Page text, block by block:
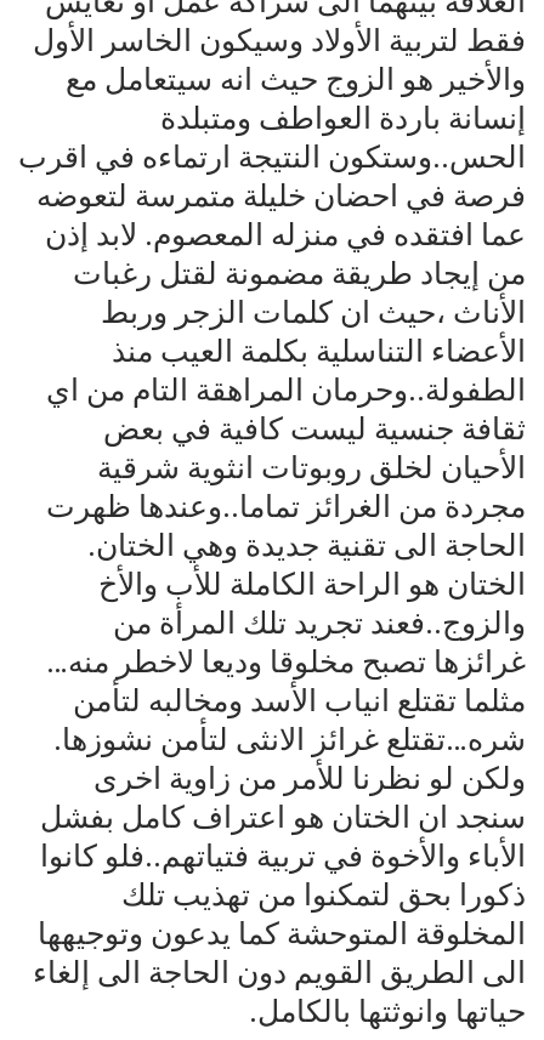
فقط لتربية الأولاد وسيكون الخاسر الأول
والأخير هو الزوج حيث انه سيتعامل مع
إنسانة باردة العواطف ومتبلدة
الحس..وستكون النتيجة ارتماءه في اقرب
فرصة في احضان خليلة متمرسة لتعوضه
عما افتقده في منزله المعصوم. لابد إذن
من إيجاد طريقة مضمونة لقتل رغبات
الأناث ،حيث ان كلمات الزجر وربط
الأعضاء التناسلية بكلمة العيب منذ
الطفولة..وحرمان المراهقة التام من اي
ثقافة جنسية ليست كافية في بعض
الأحيان لخلق روبوتات انثوية شرقية
مجردة من الغرائز تماما..وعندها ظهرت
الحاجة الى تقنية جديدة وهي الختان.
الختان هو الراحة الكاملة للأب والأخ
والزوج..فعند تجريد تلك المرأة من
غرائزها تصبح مخلوقا وديعا لاخطر منه…
مثلما تقتلع انياب الأسد ومخالبه لتأمن
شره…تقتلع غرائز الانثى لتأمن نشوزها.
ولكن لو نظرنا للأمر من زاوية اخرى
سنجد ان الختان هو اعتراف كامل بفشل
الأباء والأخوة في تربية فتياتهم..فلو كانوا
ذكورا بحق لتمكنوا من تهذيب تلك
المخلوقة المتوحشة كما يدعون وتوجيهها
الى الطريق القويم دون الحاجة الى إلغاء
حياتها وانوثتها بالكامل.